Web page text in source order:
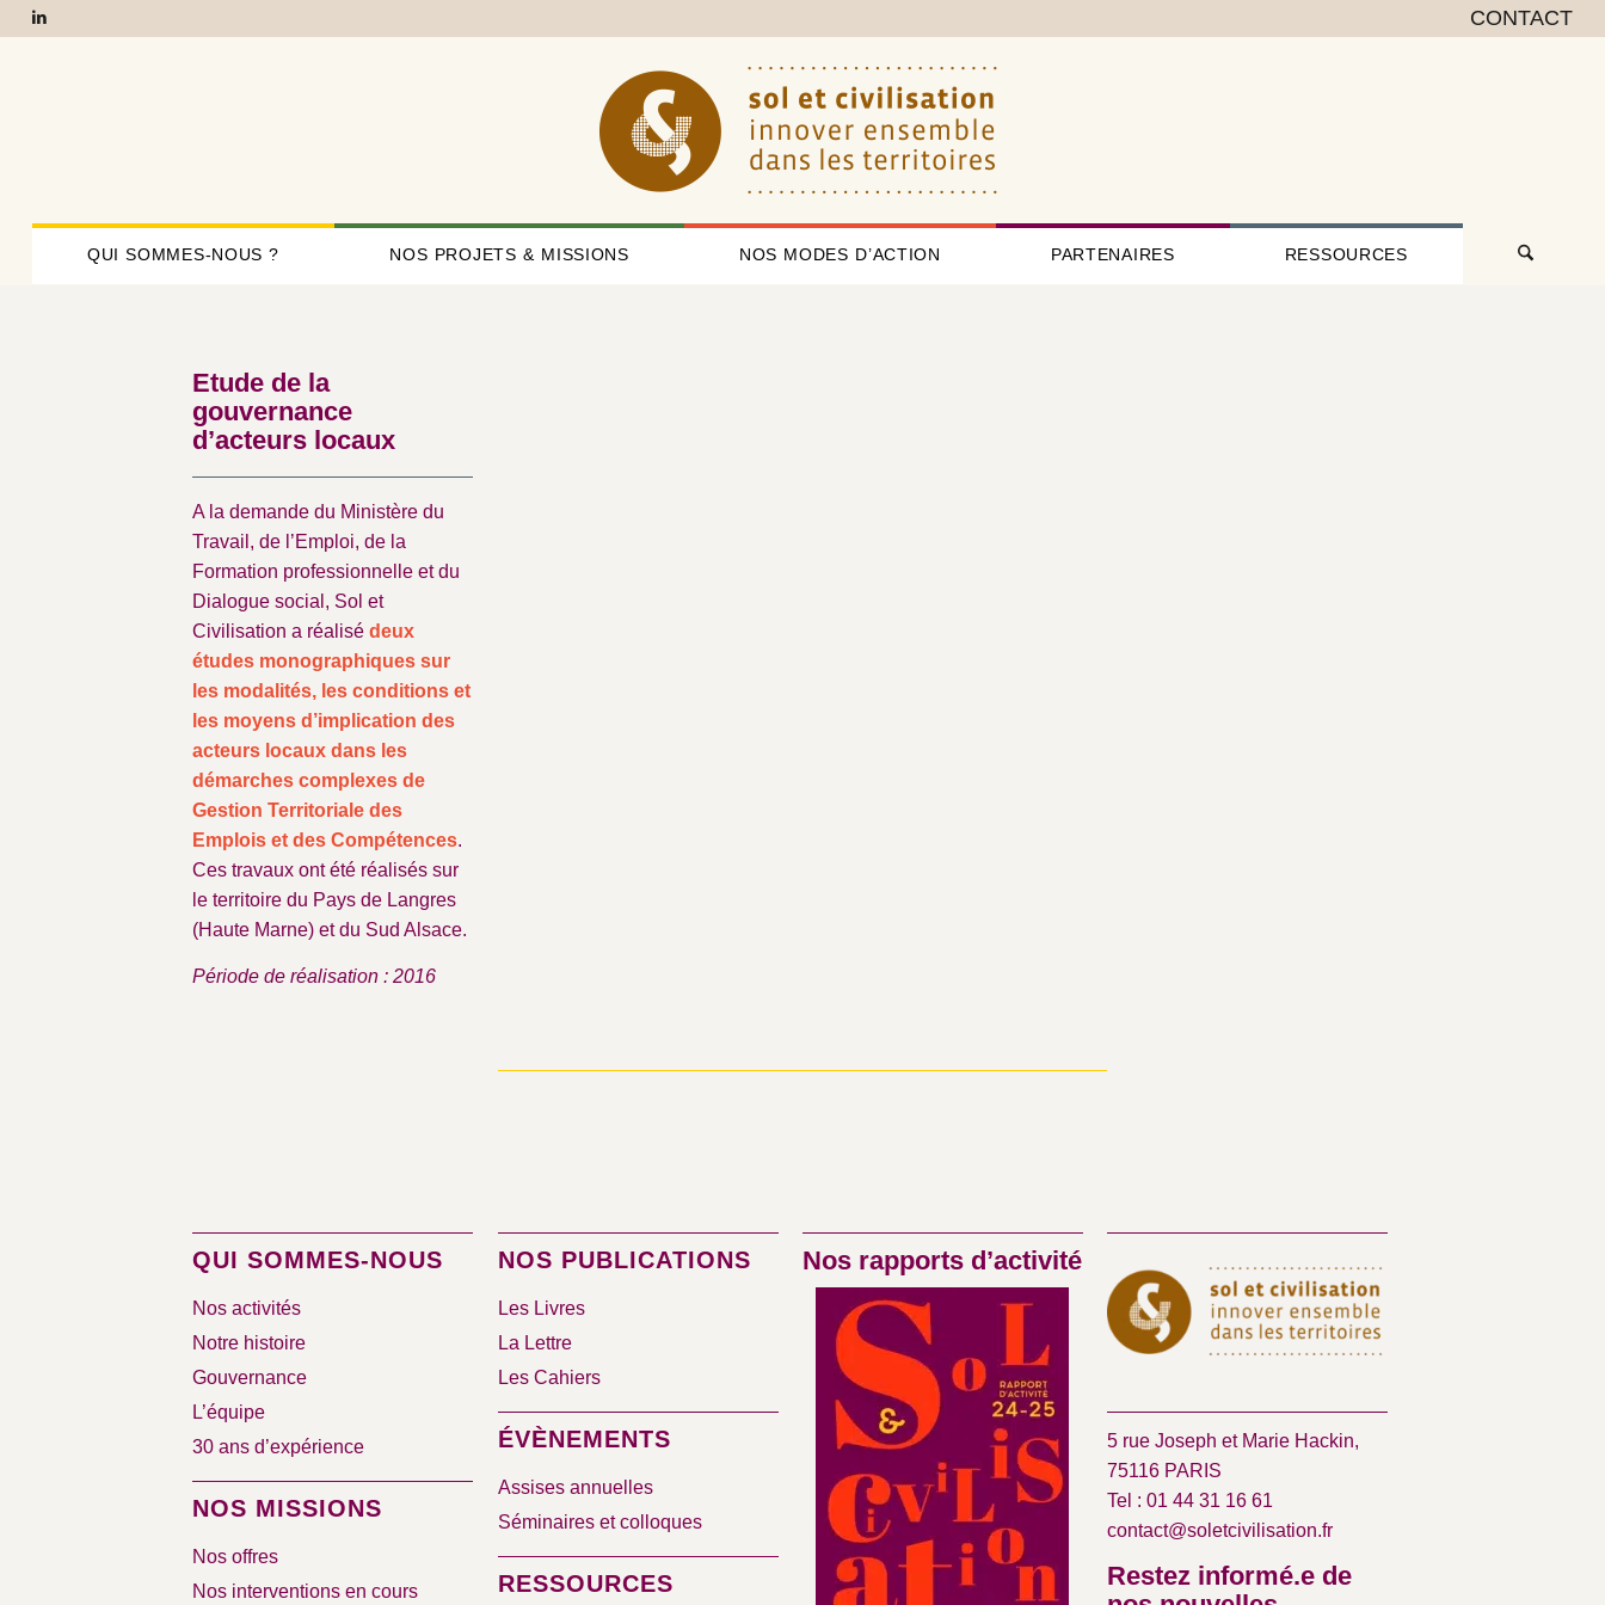
CONTACT
QUI SOMMES-NOUS ? NOS PROJETS & MISSIONS NOS MODES D’ACTION PARTENAIRES RESSOURCES
Etude de la
gouvernance
d’acteurs locaux
A la demande du Ministère du
Travail, de l’Emploi, de la
Formation professionnelle et du
Dialogue social , Sol et
Civilisation a réalisédeux
études monographiques sur
les modalités, les conditions et
les moyens d’implication des
acteurs locaux dans les
démarches complexes de
Gestion Territoriale des
Emplois et des Compétences.
Ces travaux ont été réalisés sur
le territoire du Pays de Langres
(Haute Marne)et du Sud Alsace.
Période de réalisation : 2016
QUI SOMMES-NOUS
Nos activités
Notre histoire
Gouvernance
L’équipe
30 ans d’expérience
NOS MISSIONS
Nos offres
Nos interventions en cours
NOS PUBLICATIONS
Les Livres
La Lettre
Les Cahiers
ÉVÈNEMENTS
Assises annuelles
Séminaires et colloques
RESSOURCES
Nos rapports d’activité
5 rue Joseph et Marie Hackin,
75116 PARIS
Tel : 01 44 31 16 61
contact@soletcivilisation.fr
Restez informé.e de